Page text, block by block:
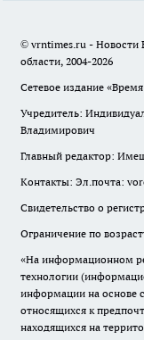
© vrntimes.ru - Новости
области, 2004-2026
Сетевое издание
Учредитель:
Владимирович
Главный редактор:
Контакты: Эл.почта:
Свидетельство о
Ограничение по
«На информационном
технологии
информации на основе
относящихся к
находящихся на